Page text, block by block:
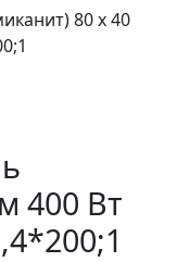
80 х 40
400 Вт